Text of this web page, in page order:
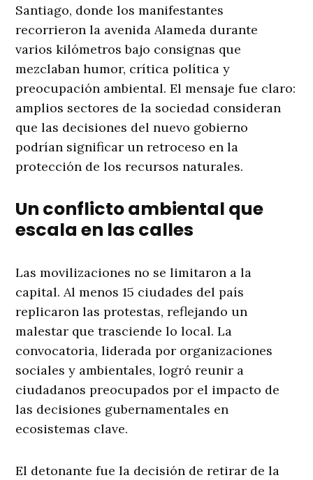
Santiago, donde los manifestantes
recorrieron la avenida Alameda durante
varios kilómetros bajo consignas que
mezclaban humor, crítica política y
preocupación ambiental. El mensaje fue claro:
amplios sectores de la sociedad consideran
que las decisiones del nuevo gobierno
podrían significar un retroceso en la
protección de los recursos naturales.
Un conflicto ambiental que
escala en las calles
Las movilizaciones no se limitaron a la
capital. Al menos 15 ciudades del país
replicaron las protestas, reflejando un
malestar que trasciende lo local. La
convocatoria, liderada por organizaciones
sociales y ambientales, logró reunir a
ciudadanos preocupados por el impacto de
las decisiones gubernamentales en
ecosistemas clave.
El detonante fue la decisión de retirar de la